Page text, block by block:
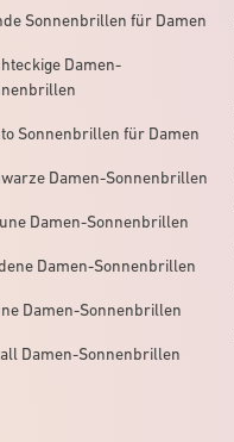
Sonnenbrillen für Damen
Damen-
Sonnenbrillen für Damen
Damen-Sonnenbrillen
Damen-Sonnenbrillen
Damen-Sonnenbrillen
Damen-Sonnenbrillen
Damen-Sonnenbrillen